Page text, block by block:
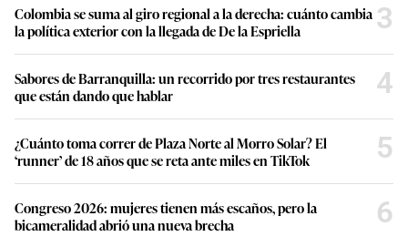
Colombia se suma al giro regional a la derecha: cuánto cambia
la política exterior con la llegada de De la Espriella
3
Sabores de Barranquilla: un recorrido por tres restaurantes
que están dando que hablar
4
¿Cuánto toma correr de Plaza Norte al Morro Solar? El
‘runner’ de 18 años que se reta ante miles en TikTok
5
Congreso 2026: mujeres tienen más escaños, pero la
bicameralidad abrió una nueva brecha
6